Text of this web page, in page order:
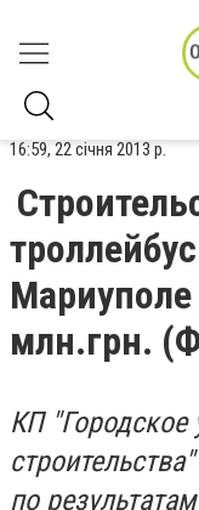
16:59, 22 січня 2013 р.
Мариуполе
млн.грн.
КП "Городское
по